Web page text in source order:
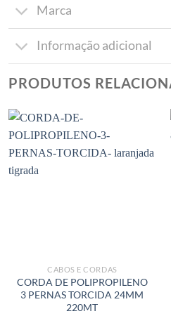
Marca
Informação adicional
PRODUTOS
CABOS E CORDAS
CORDA DE POLIPROPILENO
3 PERNAS TORCIDA 24MM
220MT